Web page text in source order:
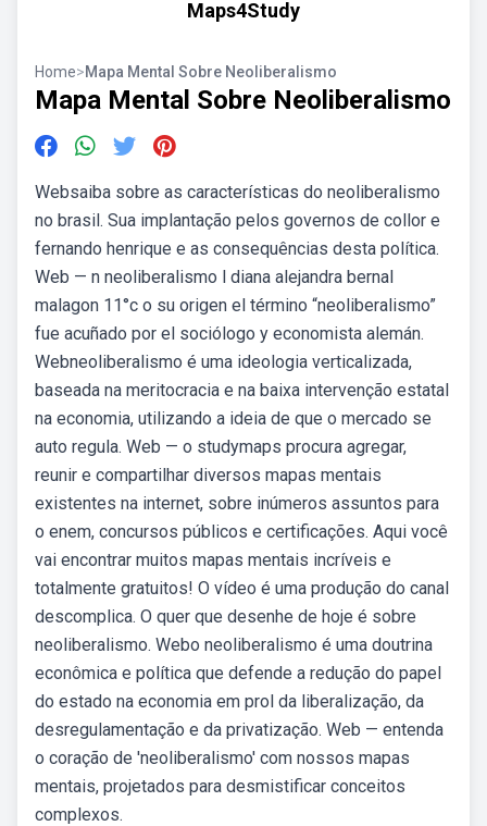
Maps4Study
Home>Mapa Mental Sobre Neoliberalismo
Mapa Mental Sobre Neoliberalismo
Websaiba sobre as características do neoliberalismo
no brasil. Sua implantação pelos governos de collor e
fernando henrique e as consequências desta política.
Web — n neoliberalismo l diana alejandra bernal
malagon 11°c o su origen el término “neoliberalismo”
fue acuñado por el sociólogo y economista alemán.
Webneoliberalismo é uma ideologia verticalizada,
baseada na meritocracia e na baixa intervenção estatal
na economia, utilizando a ideia de que o mercado se
auto regula. Web — o studymaps procura agregar,
reunir e compartilhar diversos mapas mentais
existentes na internet, sobre inúmeros assuntos para
o enem, concursos públicos e certificações. Aqui você
vai encontrar muitos mapas mentais incríveis e
totalmente gratuitos! O vídeo é uma produção do canal
descomplica. O quer que desenhe de hoje é sobre
neoliberalismo. Webo neoliberalismo é uma doutrina
econômica e política que defende a redução do papel
do estado na economia em prol da liberalização, da
desregulamentação e da privatização. Web — entenda
o coração de 'neoliberalismo' com nossos mapas
mentais, projetados para desmistificar conceitos
complexos.